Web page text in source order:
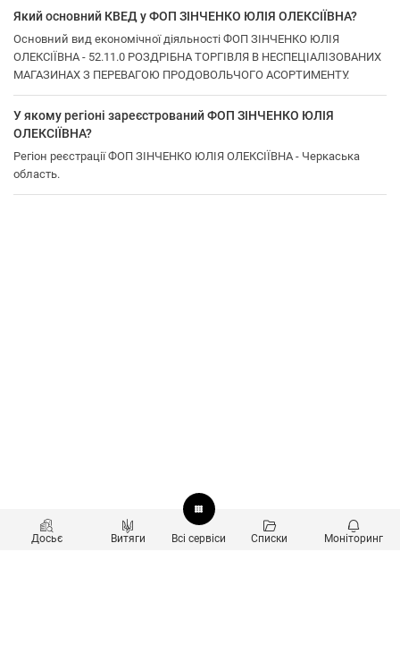
Який основний КВЕД у ФОП ЗІНЧЕНКО ЮЛІЯ ОЛЕКСІЇВНА?
Основний вид економічної діяльності ФОП ЗІНЧЕНКО ЮЛІЯ
ОЛЕКСІЇВНА - 52.11.0 РОЗДРІБНА ТОРГІВЛЯ В НЕСПЕЦІАЛІЗОВАНИХ
МАГАЗИНАХ З ПЕРЕВАГОЮ ПРОДОВОЛЬЧОГО АСОРТИМЕНТУ.
У якому регіоні зареєстрований ФОП ЗІНЧЕНКО ЮЛІЯ
ОЛЕКСІЇВНА?
Регіон реєстрації ФОП ЗІНЧЕНКО ЮЛІЯ ОЛЕКСІЇВНА - Черкаська
область.
Досьє Витяги Всі сервіси Списки Моніторинг